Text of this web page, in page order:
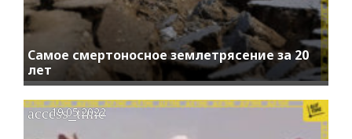
Самое смертоносное землетрясение за 20
лет
access_time
19.05.2022